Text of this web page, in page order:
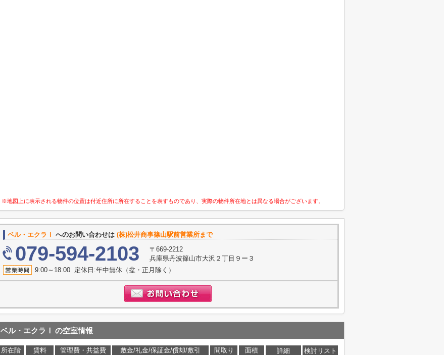
※地図上に表示される物件の位置は付近住所に所在することを表すものであり、実際の物件所在地とは異なる場合がございます。
ベル・エクラⅠ へのお問い合わせは (株)松井商事篠山駅前営業所まで
079-594-2103
〒669-2212
兵庫県丹波篠山市大沢２丁目９ー３
9:00～18:00 定休日:年中無休（盆・正月除く）
ベル・エクラⅠ の空室情報
所在階 賃料 管理費・共益費 敷金/礼金/保証金/償却/敷引 間取り 面積 詳細
検討リスト